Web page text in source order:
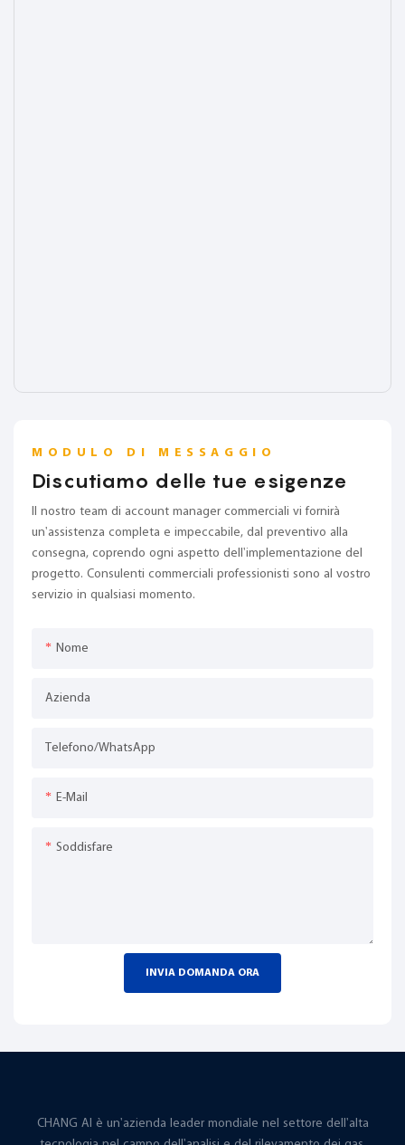
MODULO DI MESSAGGIO
Discutiamo delle tue esigenze
Il nostro team di account manager commerciali vi fornirà
un'assistenza completa e impeccabile, dal preventivo alla
consegna, coprendo ogni aspetto dell'implementazione del
progetto. Consulenti commerciali professionisti sono al vostro
servizio in qualsiasi momento.
Nome
Azienda
Telefono/WhatsApp
E-Mail
Soddisfare
INVIA DOMANDA ORA
CHANG AI è un'azienda leader mondiale nel settore dell'alta